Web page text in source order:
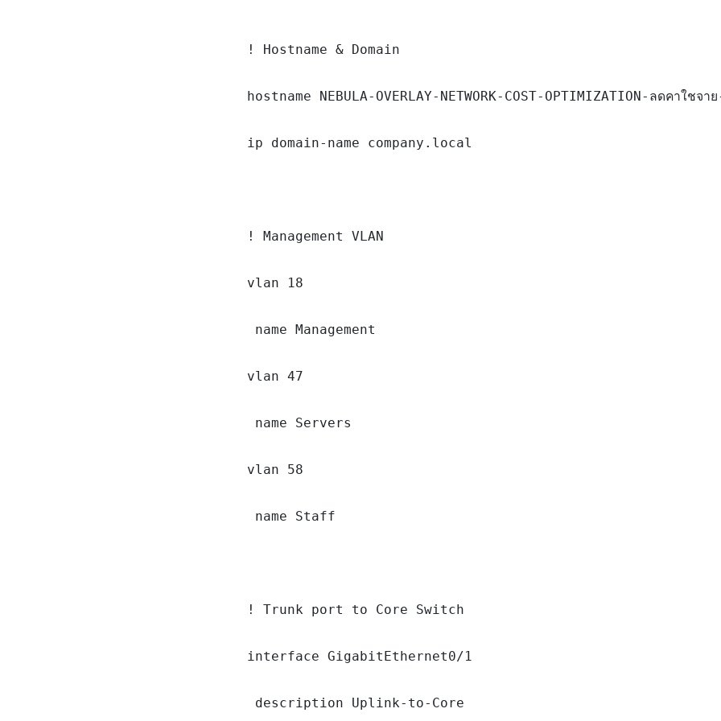
! Hostname & Domain
hostname NEBULA-OVERLAY-NETWORK-COST-OPTIMIZATION-ลดคาใชจาย
ip domain-name company.local
! Management VLAN
vlan 18
name Management
vlan 47
name Servers
vlan 58
name Staff
! Trunk port to Core Switch
interface GigabitEthernet0/1
description Uplink-to-Core